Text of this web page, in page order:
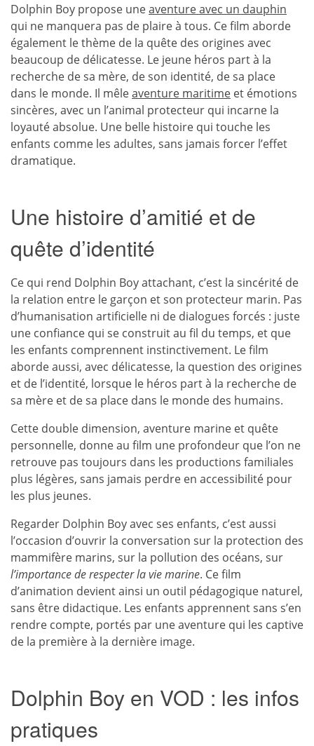
Dolphin Boy propose uneaventure avec un dauphin
qui ne manquera pas de plaire à tous. Ce film aborde
également le thème de la quête des origines avec
beaucoup de délicatesse. Le jeune héros part à la
recherche de sa mère, de son identité, de sa place
dans le monde. Il mêleaventure maritime et émotions
sincères, avec un l’animal protecteur qui incarne la
loyauté absolue. Une belle histoire qui touche les
enfants comme les adultes, sans jamais forcer l’effet
dramatique.
Une histoire d’amitié et de
quête d’identité
Ce qui rend Dolphin Boy attachant, c’est la sincérité de
la relation entre le garçon et son protecteur marin. Pas
d’humanisation artificielle ni de dialogues forcés : juste
une confiance qui se construit au fil du temps, et que
les enfants comprennent instinctivement. Le film
aborde aussi, avec délicatesse, la question des origines
et de l’identité, lorsque le héros part à la recherche de
sa mère et de sa place dans le monde des humains.
Cette double dimension, aventure marine et quête
personnelle, donne au film une profondeur que l’on ne
retrouve pas toujours dans les productions familiales
plus légères, sans jamais perdre en accessibilité pour
les plus jeunes.
Regarder Dolphin Boy avec ses enfants, c’est aussi
l’occasion d’ouvrir la conversation sur la protection des
mammifère marins, sur la pollution des océans, sur
l’importance de respecter la vie marine. Ce film
d’animation devient ainsi un outil pédagogique naturel,
sans être didactique. Les enfants apprennent sans s’en
rendre compte, portés par une aventure qui les captive
de la première à la dernière image.
Dolphin Boy en VOD : les infos
pratiques